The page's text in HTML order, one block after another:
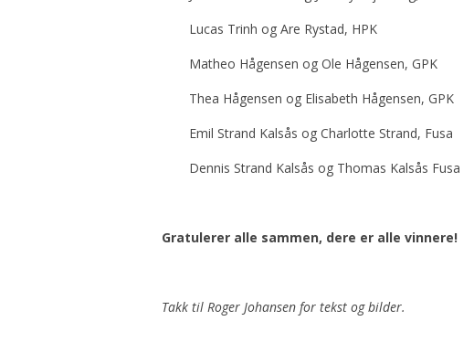
Lucas Trinh og Are Rystad, HPK
Matheo Hågensen og Ole Hågensen, GPK
Thea Hågensen og Elisabeth Hågensen, GPK
Emil Strand Kalsås og Charlotte Strand, Fusa
Dennis Strand Kalsås og Thomas Kalsås Fusa
Gratulerer alle sammen, dere er alle vinnere!
Takk til Roger Johansen for tekst og bilder.